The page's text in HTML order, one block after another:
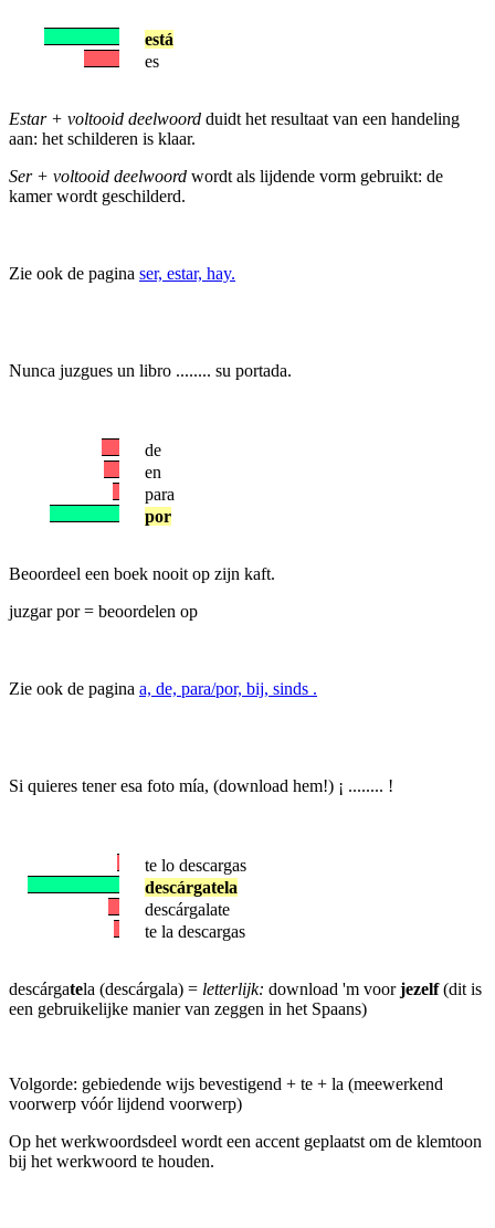
está
es
Estar + voltooid deelwoord duidt het resultaat van een handeling
aan: het schilderen is klaar.
Ser + voltooid deelwoord wordt als lijdende vorm gebruikt: de
kamer wordt geschilderd.
Zie ook de pagina ser, estar, hay.
Nunca juzgues un libro ........ su portada.
de
en
para
por
Beoordeel een boek nooit op zijn kaft.
juzgar por = beoordelen op
Zie ook de pagina a, de, para/por, bij, sinds .
Si quieres tener esa foto mía, (download hem!) ¡ ........ !
te lo descargas
descárgatela
descárgalate
te la descargas
descárgatela (descárgala) = letterlijk: download 'm voorjezelf(dit is
een gebruikelijke manier van zeggen in het Spaans)
Volgorde: gebiedende wijs bevestigend + te + la (meewerkend
voorwerp vóór lijdend voorwerp)
Op het werkwoordsdeel wordt een accent geplaatst om de klemtoon
bij het werkwoord te houden.